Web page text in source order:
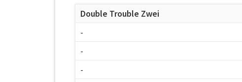
Double Trouble Zwei
-
-
-